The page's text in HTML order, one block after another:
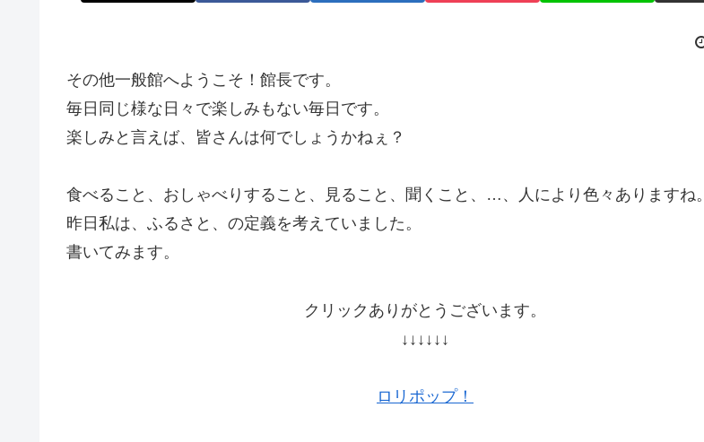
その他一般館へようこそ！館長です。
毎日同じ様な日々で楽しみもない毎日です。
楽しみと言えば、皆さんは何でしょうかねぇ？
食べること、おしゃべりすること、見ること、聞くこと、…、人により色々ありますね。
昨日私は、ふるさと、の定義を考えていました。
書いてみます。
クリックありがとうございます。
↓↓↓↓↓↓
ロリポップ！